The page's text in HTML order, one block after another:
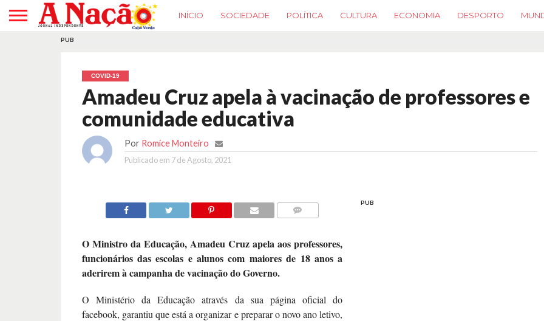
INÍCIO SOCIEDADE POLÍTICA CULTURA ECONOMIA DESPORTO
PUB
COVID-19
Amadeu Cruz apela à vacinação de professores e
comunidade educativa
Por Romice Monteiro
Publicado em 7 de Agosto, 2021
O Ministro da Educação, Amadeu Cruz apela aos professores,
funcionários das escolas e alunos com maiores de 18 anos a
aderirem à campanha de vacinação do Governo.
O Ministério da Educação através da sua página oficial do
facebook, garantiu que está a organizar e preparar o novo ano letivo,
PUB